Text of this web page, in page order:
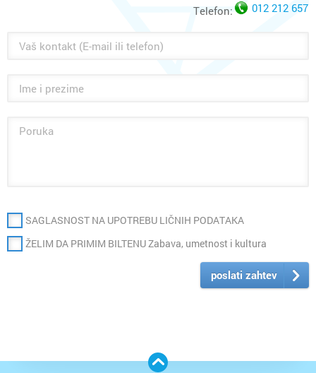
Telefon: 012 212 657
SAGLASNOST NA UPOTREBU LIČNIH PODATAKA
ŽELIM DA PRIMIM BILTENU Zabava, umetnost i kultura
poslati zahtev